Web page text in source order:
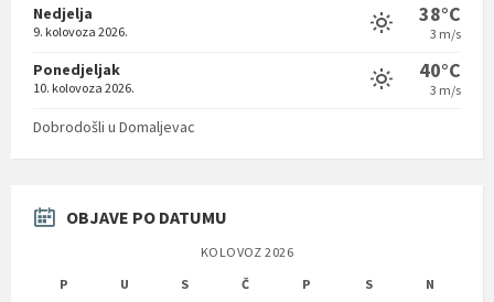
Nedjelja
9. kolovoza 2026.
38°C
3 m/s
Ponedjeljak
10. kolovoza 2026.
40°C
3 m/s
Dobrodošli u Domaljevac
OBJAVE PO DATUMU
KOLOVOZ 2026
P
U S Č P S
N